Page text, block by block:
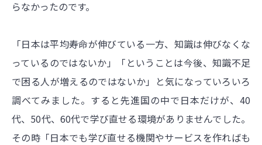
らなかったのです。
「日本は平均寿命が伸びている一方、知識は伸びなくな
っているのではないか」「ということは今後、知識不足
で困る人が増えるのではないか」と気になっていろいろ
調べてみました。すると先進国の中で日本だけが、40
代、50代、60代で学び直せる環境がありませんでした。
その時「日本でも学び直せる機関やサービスを作ればも